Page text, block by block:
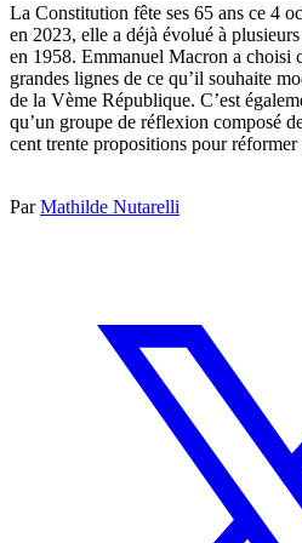
La Constitution fête ses 65 ans ce 4
en 2023, elle a déjà évolué à
en 1958. Emmanuel Macron a choisi
grandes lignes de ce qu’il souhaite
de la Vème République. C’est
qu’un groupe de réflexion composé
cent trente propositions pour
ParMathilde Nutarelli